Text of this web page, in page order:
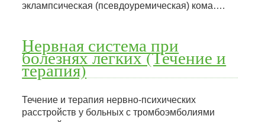
эклампсическая (псевдоуремическая) кома….
Нервная система при
болезнях легких (Течение и
терапия)
Течение и терапия нервно-психических
расстройств у больных с тромбоэмболиями